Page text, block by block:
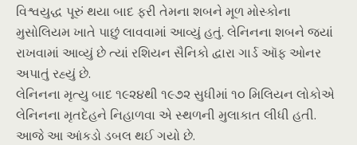
વિશ્વયુદ્ધ પૂરું થયા બાદ ફરી તેમના શબને મૂળ મોસ્કોના
મુસોલિયમ ખાતે પાછું લાવવામાં આવ્યું હતું. લેનિનના શબને જ્યાં
રાખવામાં આવ્યું છે ત્યાં રશિયન સૈનિકો દ્વારા ગાર્ડ ઑફ ઓનર
અપાતું રહ્યું છે.
લેનિનના મૃત્યુ બાદ ૧૯૨૪થી ૧૯૭૨ સુધીમાં ૧૦ મિલિયન લોકોએ
લેનિનના મૃતદેહને નિહાળવા એ સ્થળની મુલાકાત લીધી હતી.
આજે આ આંકડો ડબલ થઈ ગયો છે.